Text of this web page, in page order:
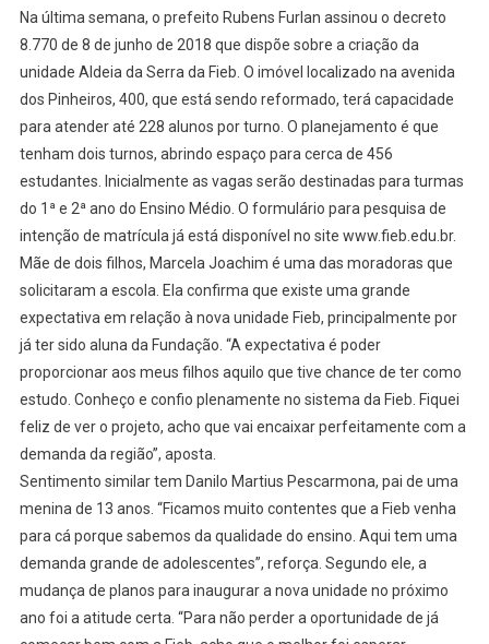
Na última semana, o prefeito Rubens Furlan assinou o decreto
8.770 de 8 de junho de 2018 que dispõe sobre a criação da
unidade Aldeia da Serra da Fieb. O imóvel localizado na avenida
dos Pinheiros, 400, que está sendo reformado, terá capacidade
para atender até 228 alunos por turno. O planejamento é que
tenham dois turnos, abrindo espaço para cerca de 456
estudantes. Inicialmente as vagas serão destinadas para turmas
do 1ª e 2ª ano do Ensino Médio. O formulário para pesquisa de
intenção de matrícula já está disponível no site www.fieb.edu.br.
Mãe de dois filhos, Marcela Joachim é uma das moradoras que
solicitaram a escola. Ela confirma que existe uma grande
expectativa em relação à nova unidade Fieb, principalmente por
já ter sido aluna da Fundação. “A expectativa é poder
proporcionar aos meus filhos aquilo que tive chance de ter como
estudo. Conheço e confio plenamente no sistema da Fieb. Fiquei
feliz de ver o projeto, acho que vai encaixar perfeitamente com a
demanda da região”, aposta.
Sentimento similar tem Danilo Martius Pescarmona, pai de uma
menina de 13 anos. “Ficamos muito contentes que a Fieb venha
para cá porque sabemos da qualidade do ensino. Aqui tem uma
demanda grande de adolescentes”, reforça. Segundo ele, a
mudança de planos para inaugurar a nova unidade no próximo
ano foi a atitude certa. “Para não perder a oportunidade de já